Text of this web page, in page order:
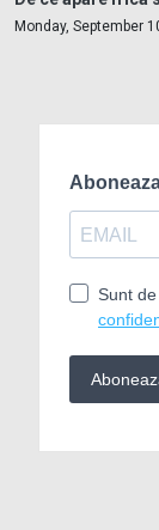
Monday, September